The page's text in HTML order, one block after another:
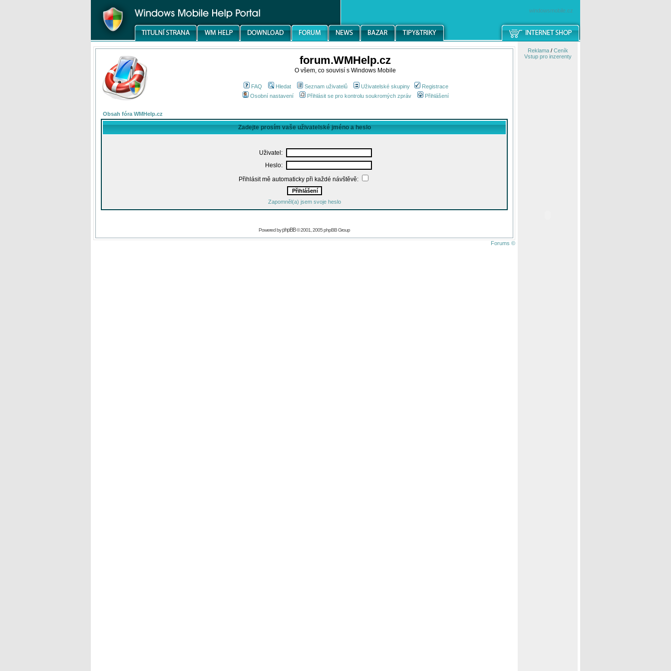
windowsmobile.cz
forum.WMHelp.cz
O všem, co souvisí s Windows Mobile
FAQ Hledat Seznam uživatelů Uživatelské skupiny
Registrace
Osobní nastavení
Přihlásit se pro kontrolu soukromých zpráv Přihlášení
Obsah fóra WMHelp.cz
Zadejte prosím vaše uživatelské jméno a heslo
Uživatel:
Heslo:
Přihlásit mě automaticky při každé návštěvě:
Zapomněl(a) jsem svoje heslo
Powered byphpBB© 2001, 2005 phpBB Group
Forums ©
Reklama/ Ceník
Vstup pro inzerenty